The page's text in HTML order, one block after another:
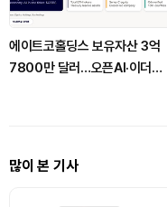
에이트코홀딩스 보유자산 3억
7800만 달러…오픈AI·이더리
많이 본 기사